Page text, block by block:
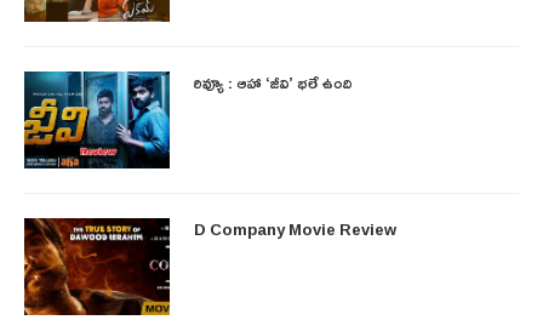
రివ్యూ : ఆహా ‘జీవి’ భలే ఉంది
D Company Movie Review